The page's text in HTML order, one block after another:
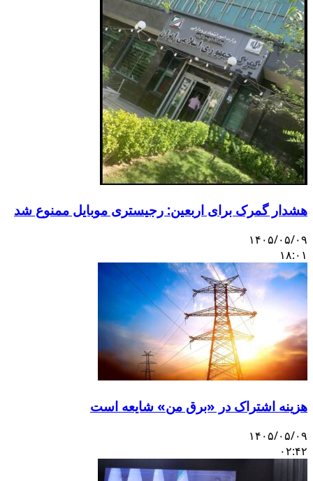
هشدار گمرک برای اربعین: رجیستری موبایل ممنوع شد
۱۴۰۵/۰۵/۰۹
۱۸:۰۱
هزینه اشتراک در «برق من» شایعه است
۱۴۰۵/۰۵/۰۹
۰۲:۴۲